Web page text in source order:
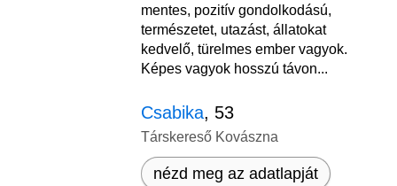
mentes, pozitív gondolkodású,
természetet, utazást, állatokat
kedvelő, türelmes ember vagyok.
Képes vagyok hosszú távon...
Csabika, 53
Társkereső Kovászna
nézd meg az adatlapját